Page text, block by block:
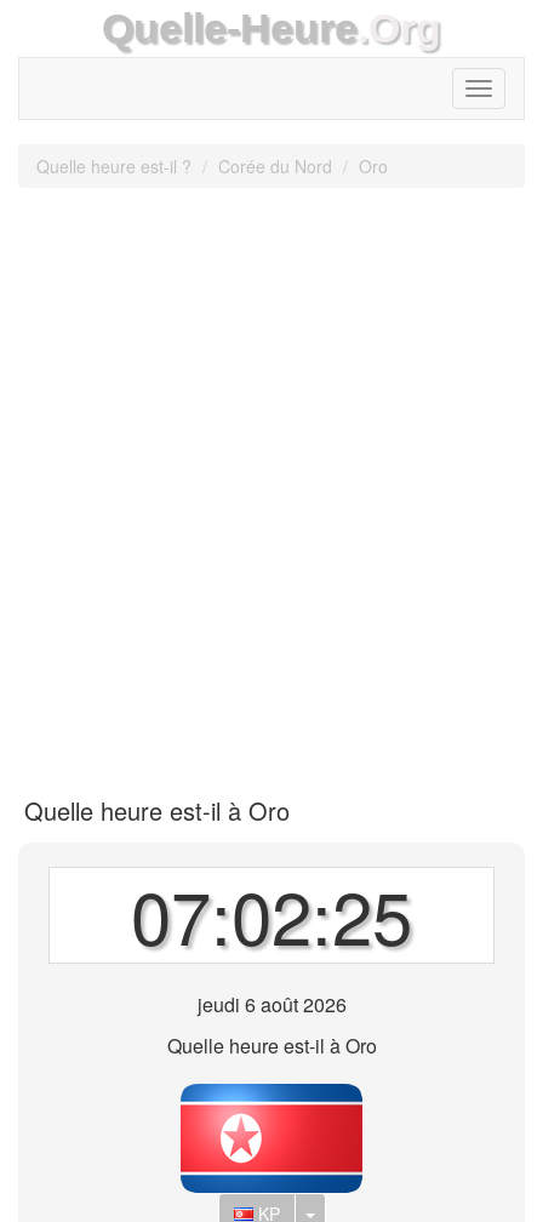
Quelle-Heure.Org
Toggle
Quelle heure est-il ? Corée du Nord Oro
Quelle heure est-il à Oro
07:02:25
jeudi 6 août 2026
Quelle heure est-il à Oro
KP Toggle Dropdown